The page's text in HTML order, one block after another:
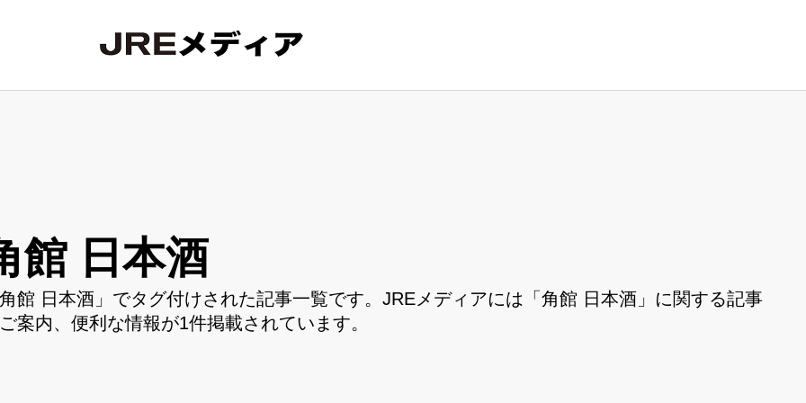
館 日本酒
館 日本酒」でタグ付けされた記事一覧です。JREメディアには「角館 日本酒」に関する記事
案内、便利な情報が1件掲載されています。